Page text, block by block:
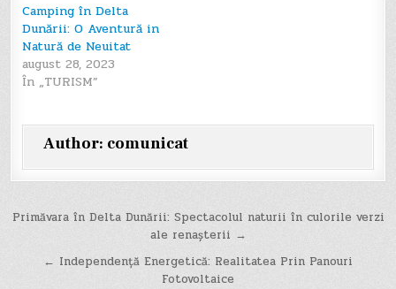
Camping în Delta
Dunării: O Aventură in
Natură de Neuitat
august 28, 2023
În „TURISM”
Author: comunicat
Navigare
articole
Primăvara în Delta Dunării: Spectacolul naturii în culorile verzi
ale renașterii →
← Independență Energetică: Realitatea Prin Panouri
Fotovoltaice